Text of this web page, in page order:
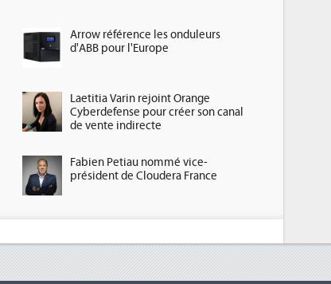
Arrow référence les onduleurs
d'ABB pour l'Europe
Laetitia Varin rejoint Orange
Cyberdefense pour créer son canal
de vente indirecte
Fabien Petiau nommé vice-
président de Cloudera France